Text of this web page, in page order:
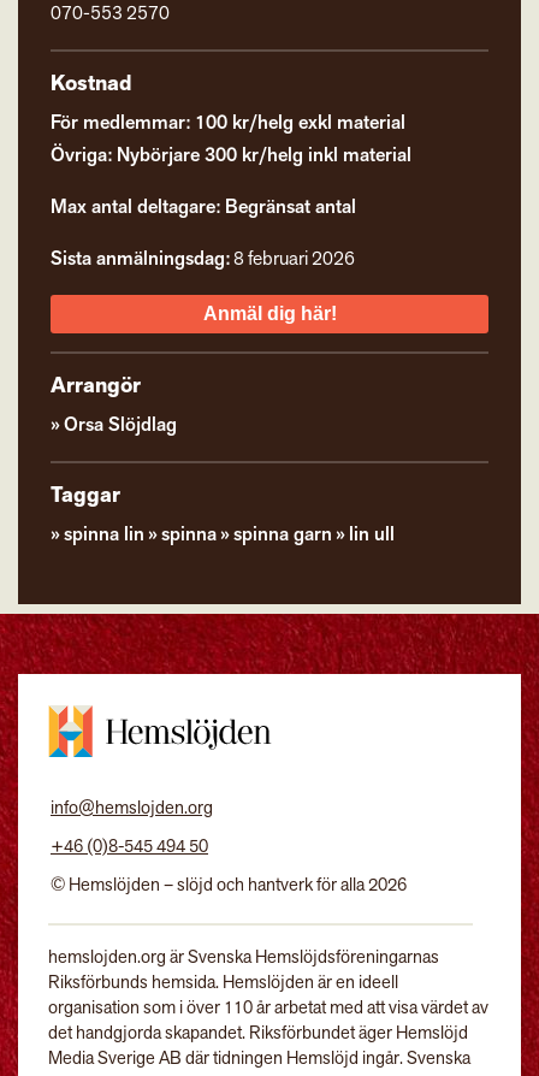
070-553 2570
Kostnad
För medlemmar: 100 kr/helg exkl material
Övriga: Nybörjare 300 kr/helg inkl material
Max antal deltagare: Begränsat antal
Sista anmälningsdag:8 februari 2026
Anmäl dig här!
Arrangör
Orsa Slöjdlag
Taggar
spinna lin spinna spinna garn lin ull
info@hemslojden.org
+46 (0)8-545 494 50
© Hemslöjden – slöjd och hantverk för alla 2026
hemslojden.org är Svenska Hemslöjdsföreningarnas
Riksförbunds hemsida. Hemslöjden är en ideell
organisation som i över 110 år arbetat med att visa värdet av
det handgjorda skapandet. Riksförbundet äger Hemslöjd
Media Sverige AB där tidningen Hemslöjd ingår. Svenska